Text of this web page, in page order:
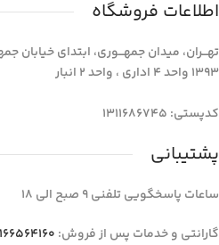
اطلاعات فروشگاه
تهـــران، میدان جمهـــوری، ابتدای
1393 واحد 4 اداری ، واحد 2 انبار
کدپستی: 1311686745
پشتیبانی
ساعات پاسخگویی تلفنی 9 صبح الی 18
گارانتی و خدمات پس از فروش: